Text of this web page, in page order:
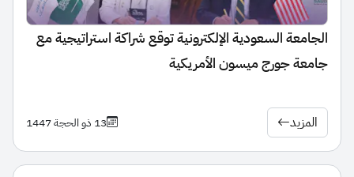
الجامعة السعودية الإلكترونية توقع شراكة استراتيجية مع
جامعة جورج ميسون الأمريكية
المزيد 13 ذو الحجة 1447